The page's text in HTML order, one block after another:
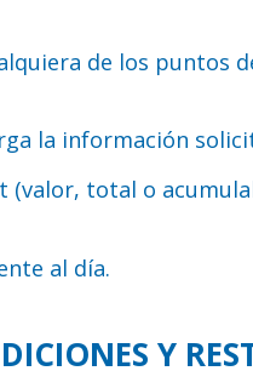
de los puntos
la información
total o
al día.
Y